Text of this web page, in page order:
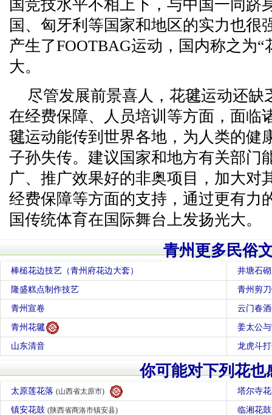
国竞技水平不相上下，与中国一同跻
国、匈牙利等国家和地区的实力也很
产生了FOOTBAG运动，国内称之为
大。
尽管发展前景喜人，花毽运动还缺
在经费保障、人员培训等方面，面临
毽运动能传到世界各地，为人类的健
子孙失传。建议国家和地方有关部门
广、推广效果好的非奥项目，加大对
经费保障等方面的支持，通过更有力
国传统体育在国际舞台上发扬光大。
青州更多民俗
棒槌花边技艺（青州府花边大套） 井塘石
隆盛糕点制作技艺 青州剪
青州宣卷 云门春
青州花毽 姜太公
山东清音 龙虎斗
你可能对下列花也
太原莲花落 (山西省太原市) 塔尔寺
镇安花鼓 (陕西省商洛市镇安县) 临湘花